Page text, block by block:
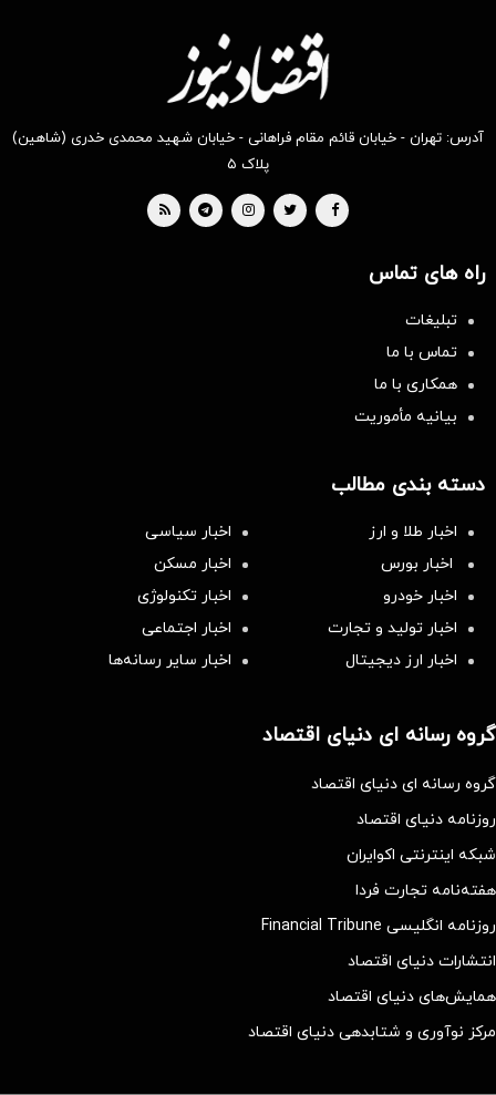
آدرس: تهران - خیابان قائم مقام فراهانی - خیابان شهید محمدی خدری (شاهین)
پلاک ۵
راه های تماس
تبلیغات
تماس با ما
همکاری با ما
بیانیه مأموریت
دسته بندی مطالب
اخبار طلا و ارز
اخبار سیاسی
اخبار بورس
اخبار مسکن
اخبار خودرو
اخبار تکنولوژی
اخبار تولید و تجارت
اخبار اجتماعی
اخبار ارز دیجیتال
اخبار سایر رسانه‌‌ها
گروه رسانه ای دنیای اقتصاد
گروه رسانه ای دنیای اقتصاد
روزنامه دنیای اقتصاد
شبکه اینترنتی اکوایران
هفته‌نامه تجارت فردا
روزنامه انگلیسی Financial Tribune
انتشارات دنیای اقتصاد
همایش‌های دنیای اقتصاد
مرکز نوآوری و شتابدهی دنیای اقتصاد